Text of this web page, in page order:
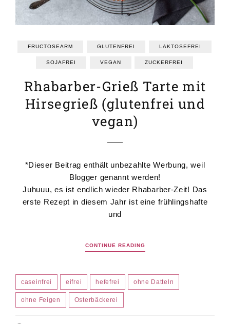
FRUCTOSEARM GLUTENFREI LAKTOSEFREI
SOJAFREI VEGAN ZUCKERFREI
Rhabarber-Grieß Tarte mit
Hirsegrieß (glutenfrei und
vegan)
*Dieser Beitrag enthält unbezahlte Werbung, weil
Blogger genannt werden!
Juhuuu, es ist endlich wieder Rhabarber-Zeit! Das
erste Rezept in diesem Jahr ist eine frühlingshafte
und
CONTINUE READING
caseinfrei eifrei hefefrei ohne Datteln
ohne Feigen Osterbäckerei